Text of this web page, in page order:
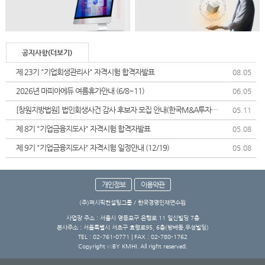
공지사항(더보기)
제 23기 "기업회생관리사" 자격시험 합격자발표 08.05
2026년 마피아에듀 여름휴가안내 (6/8~11) 06.05
[창원지방법원] 법인회생사건 감사 후보자 모집 안내(한국M&A투자협
회)
05.11
제 8기 "기업금융지도사" 자격시험 합격자발표 05.08
제 9기 "기업금융지도사" 자격시험 일정안내 (12/19) 05.08
개인정보 이용약관
(주)퍼시픽컨설팅그룹 / 한국경영인재연수원
사업장 주소 : 서울시 영등포구 은행로 11 일신빌딩 7층
본사주소 : 서울특별시 서초구 효령로95, 6층(방배동,우성빌딩)
TEL : 02-761-0771 | FAX : 02-780-1762
Copyright ⓒBY KMHI. All right reserved.